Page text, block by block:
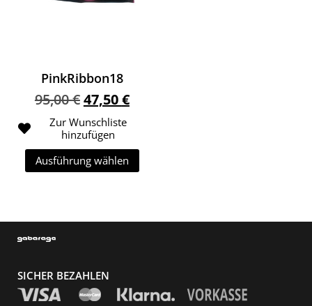
PinkRibbon18
95,00€Ursprünglicher Preis war: 95,00 €
47,50€Aktueller Preis ist: 47,50 €.
Zur Wunschliste
hinzufügen
Ausführung wählen
SICHER BEZAHLEN